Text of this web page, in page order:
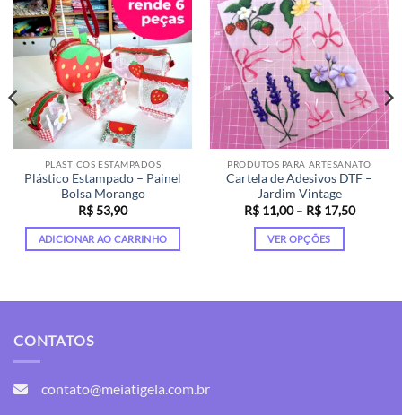
PLÁSTICOS ESTAMPADOS
Plástico Estampado – Painel
Bolsa Morango
R$53,90
ADICIONAR AO CARRINHO
PRODUTOS PARA ARTESANATO
Cartela de Adesivos DTF –
Jardim Vintage
R$11,00 – R$17,50Faixa
VER OPÇÕES
CONTATOS
contato@meiatigela.com.br